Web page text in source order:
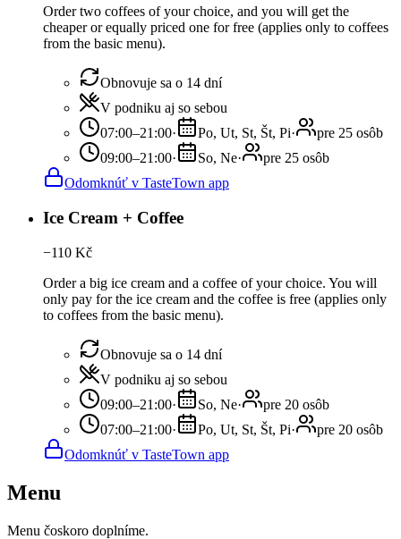
Order two coffees of your choice, and you will get the
cheaper or equally priced one for free (applies only to coffees
from the basic menu).
Obnovuje sa o 14 dní
V podniku aj so sebou
07:00–21:00· Po, Ut, St, Št, Pi·
pre 25 osôb
09:00–21:00· So, Ne·
pre 25 osôb
Odomknúť v TasteTown app
Ice Cream + Coffee
−110 Kč
Order a big ice cream and a coffee of your choice. You will
only pay for the ice cream and the coffee is free (applies only
to coffees from the basic menu).
Obnovuje sa o 14 dní
V podniku aj so sebou
09:00–21:00· So, Ne·
pre 20 osôb
07:00–21:00· Po, Ut, St, Št, Pi·
pre 20 osôb
Odomknúť v TasteTown app
Menu
Menu čoskoro doplníme.